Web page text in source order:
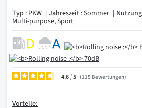
Typ : PKW Jahreszeit : Sommer Nutzung
Multi-purpose, Sport
4.6/ 115 Bewertungen
Vorteile: